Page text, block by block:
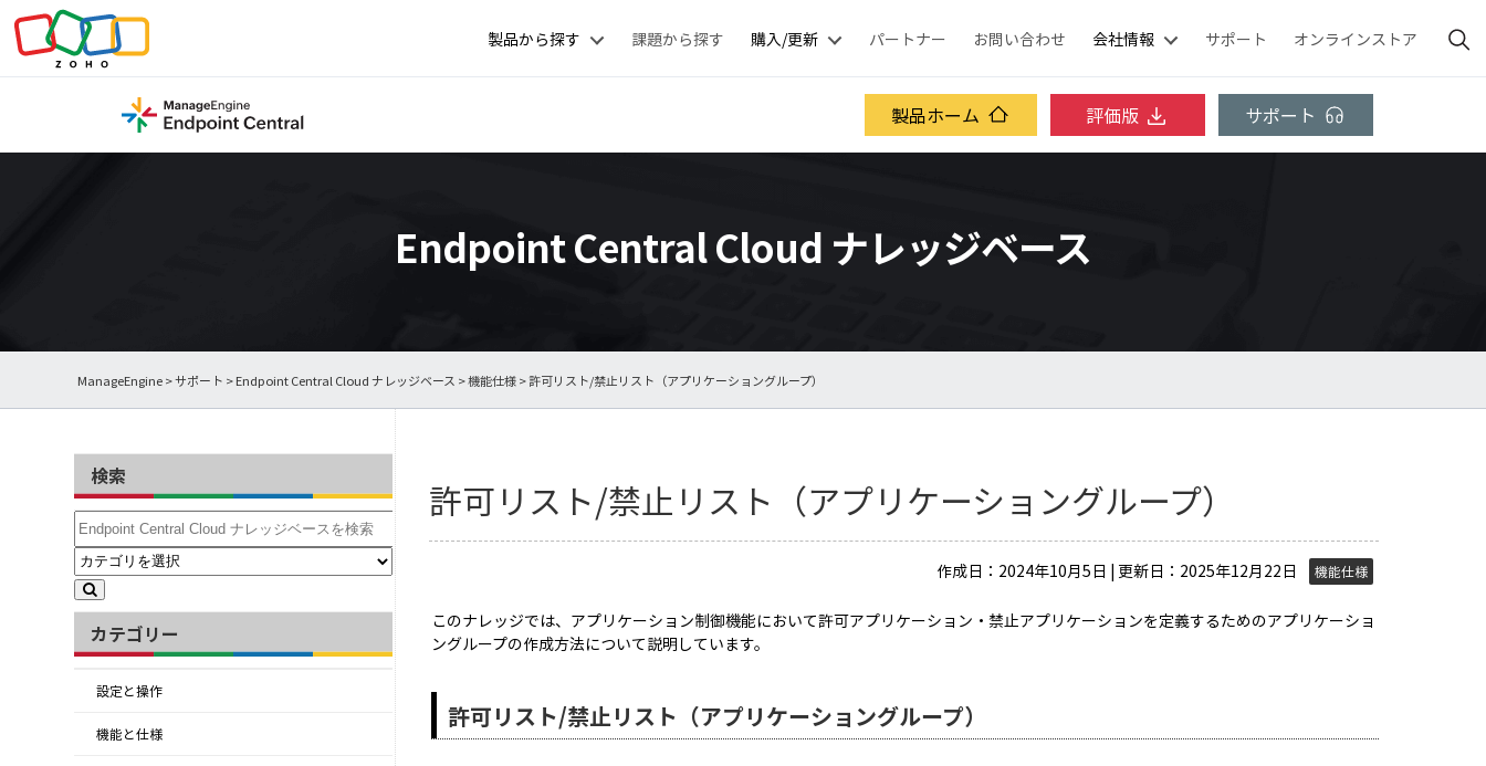
製品から探す 課題から探す 購入/更新 パートナー お問い合わせ 会社情報 サポート オンラインストア
製品ホーム 評価版 サポート
Endpoint Central Cloud ナレッジベース
ManageEngine>サポート >Endpoint Central Cloud ナレッジベース >機能仕様> 許可リスト/禁止リスト（アプリケーショングループ）
検索
カテゴリー
設定と操作
機能と仕様
許可リスト/禁止リスト（アプリケーショングループ）
作成日：2024年10月5日 | 更新日：2025年12月22日 機能仕様
このナレッジでは、アプリケーション制御機能において許可アプリケーション・禁止アプリケーションを定義するためのアプリケーショ
ングループの作成方法について説明しています。
許可リスト/禁止リスト（アプリケーショングループ）